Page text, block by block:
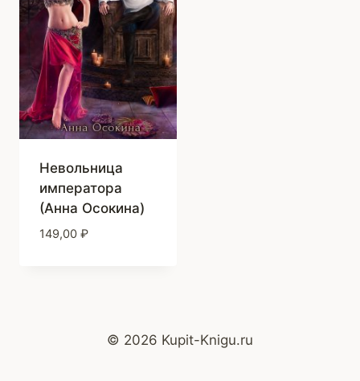
Невольница
императора
(Анна Осокина)
149,00 ₽
© 2026 Kupit-Knigu.ru